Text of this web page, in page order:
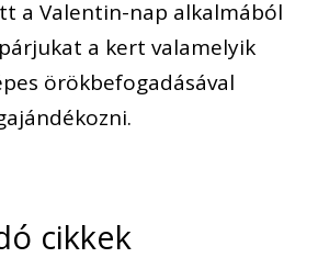
a Valentin-nap alkalmából
a kert valamelyik
örökbefogadásával
cikkek